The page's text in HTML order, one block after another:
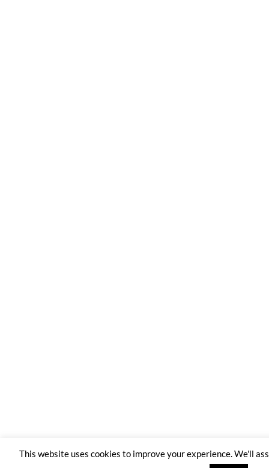
This website uses cookies to improve your experience. We'll